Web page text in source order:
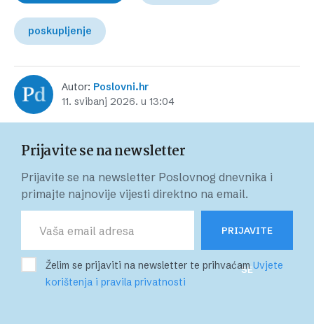
poskupljenje
Autor: Poslovni.hr
11. svibanj 2026. u 13:04
Prijavite se na newsletter
Prijavite se na newsletter Poslovnog dnevnika i
primajte najnovije vijesti direktno na email.
PRIJAVITE
SE
Želim se prijaviti na newsletter te prihvaćamUvjete
korištenja i pravila privatnosti